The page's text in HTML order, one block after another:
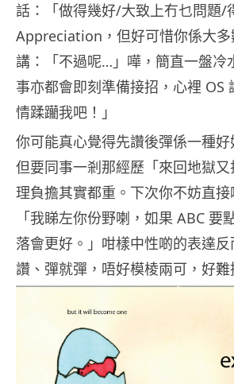
話：「做得幾好/大致上冇乜問題/
Appreciation，但好可惜你係大多
講：「不過呢…」嘩，簡直一盤冷
事亦都會即刻準備接招，心裡 OS
情蹂躪我吧！」
你可能真心覺得先讚後彈係一種好
但要同事一剎那經歷「來回地獄
理負擔其實都重。下次你不妨直接
「我睇左你份野喇，如果 ABC 要
落會更好。」咁樣中性啲的表達
讚、彈就彈，唔好模棱兩可，好難